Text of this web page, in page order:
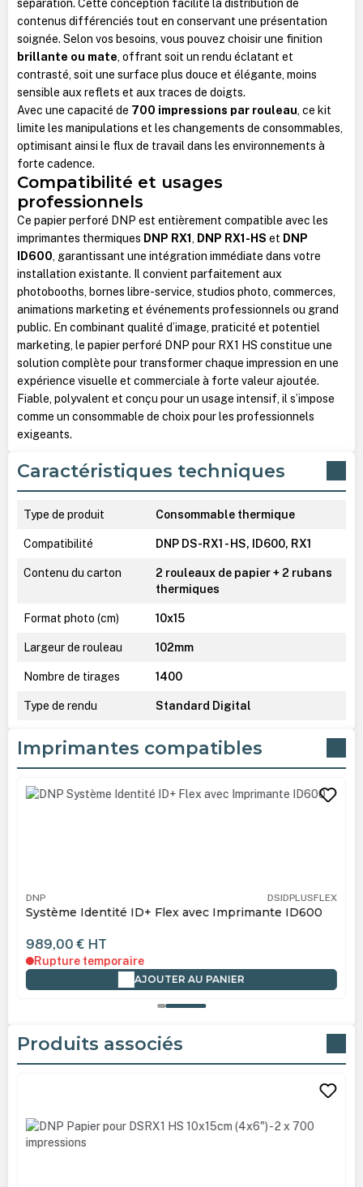
séparation. Cette conception facilite la distribution de
contenus différenciés tout en conservant une présentation
soignée. Selon vos besoins, vous pouvez choisir une finition
brillante ou mate, offrant soit un rendu éclatant et
contrasté, soit une surface plus douce et élégante, moins
sensible aux reflets et aux traces de doigts.
Avec une capacité de 700 impressions par rouleau, ce kit
limite les manipulations et les changements de consommables,
optimisant ainsi le flux de travail dans les environnements à
forte cadence.
Compatibilité et usages
professionnels
Ce papier perforé DNP est entièrement compatible avec les
imprimantes thermiques DNP RX1 , DNP RX1-HS et DNP
ID600, garantissant une intégration immédiate dans votre
installation existante. Il convient parfaitement aux
photobooths, bornes libre-service, studios photo, commerces,
animations marketing et événements professionnels ou grand
public. En combinant qualité d’image, praticité et potentiel
marketing, le papier perforé DNP pour RX1 HS constitue une
solution complète pour transformer chaque impression en une
expérience visuelle et commerciale à forte valeur ajoutée.
Fiable, polyvalent et conçu pour un usage intensif, il s’impose
comme un consommable de choix pour les professionnels
exigeants.
Caractéristiques techniques
Type de produit Consommable thermique
Compatibilité DNP DS-RX1 - HS, ID600, RX1
Contenu du carton
2 rouleaux de papier + 2 rubans
thermiques
Format photo (cm) 10x15
Largeur de rouleau 102mm
Nombre de tirages 1400
Type de rendu Standard Digital
Imprimantes compatibles
Ignorer la galerie de produits
DNP DSIDPLUSFLEX
Système Identité ID+ Flex avec Imprimante ID600
989,00 € HT
Rupture temporaire
AJOUTER AU PANIER
Produits associés